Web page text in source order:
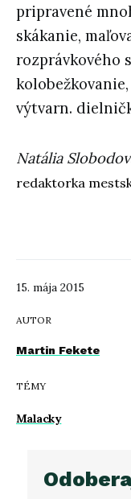
15. mája 2015
AUTOR
Martin Fekete
TÉMY
Malacky
pripravené
skákanie, maľ
rozprávkového
výtvarn. dielnič
Natália
redaktorka